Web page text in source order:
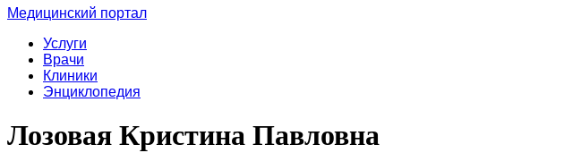
Медицинский портал
Услуги
Врачи
Клиники
Энциклопедия
Лозовая Кристина Павловна